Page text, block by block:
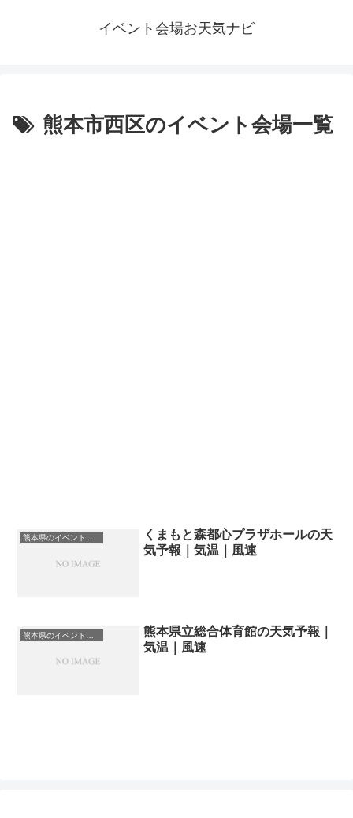
イベント会場お天気ナビ
熊本市西区のイベント会場一覧
くまもと森都心プラザホールの天
気予報｜気温｜風速
熊本県立総合体育館の天気予報｜
気温｜風速